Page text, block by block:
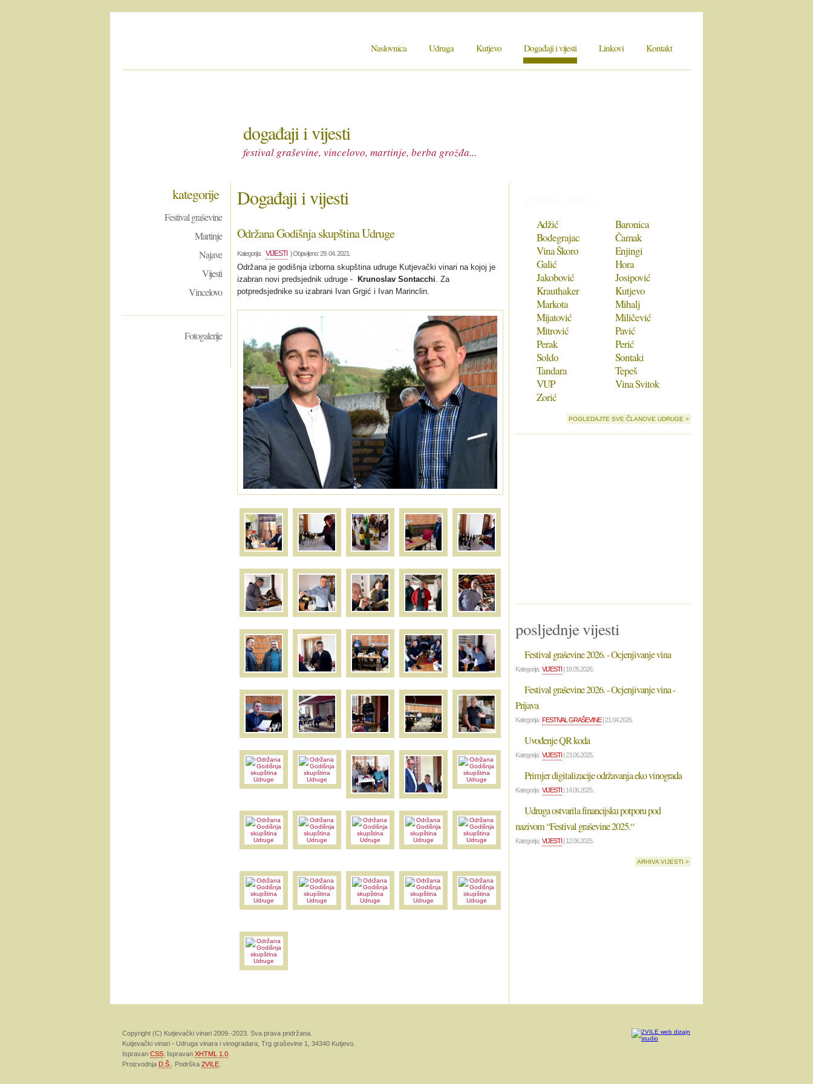
Naslovnica Udruga Kutjevo Događaji i vijesti Linkovi Kontakt
događaji i vijesti
festival graševine, vincelovo, martinje, berba grožđa...
kategorije
Festival graševine
Martinje
Najave
Vijesti
Vincelovo
Fotogalerije
Događaji i vijesti
Održana Godišnja skupština Udruge
Kategorija: VIJESTI | Objavljeno: 29. 04. 2021.
Održana je godišnja izborna skupština udruge Kutjevački vinari na kojoj je
izabran novi predsjednik udruge -
Krunoslav Sontacchi. Za
potpredsjednike su izabrani Ivan Grgić i Ivan Marinclin.
Adžić
Baronica
Bodegrajac
Čamak
Vina Škoro
Enjingi
Galić
Hora
Jakobović
Josipović
Krauthaker
Kutjevo
Markota
Mihalj
Mijatović
Miličević
Mitrović
Pavić
Perak
Perić
Soldo
Sontaki
Tandara
Tepeš
VUP
Vina Svitok
Zorić
POGLEDAJTE SVE ČLANOVE UDRUGE >
posljednje vijesti
Festival graševine 2026. - Ocjenjivanje vina
Kategorija: VIJESTI | 18.05.2026.
Festival graševine 2026. - Ocjenjivanje vina -
Prijava
Kategorija: FESTIVAL GRAŠEVINE | 21.04.2026.
Uvođenje QR koda
Kategorija: VIJESTI | 23.06.2025.
Primjer digitalizacije održavanja eko vinograda
Kategorija: VIJESTI | 14.06.2025.
Udruga ostvarila financijsku potporu pod
nazivom “Festival graševine 2025.“
Kategorija: VIJESTI | 12.06.2025.
ARHIVA VIJESTI >
Copyright (C) Kutjevački vinari 2009.-2023. Sva prava pridržana.
Kutjevački vinari - Udruga vinara i vinogradara, Trg graševine 1, 34340 Kutjevo.
Ispravan CSS . Ispravan XHTML 1.0
Proizvodnja D.Š. . Podrška 2VILE